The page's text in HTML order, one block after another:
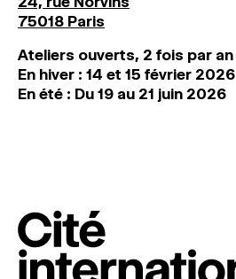
75018 Paris
Ateliers ouverts, 2 fois par an
En hiver : 14 et 15 février 2026
En été : Du 19 au 21 juin 2026